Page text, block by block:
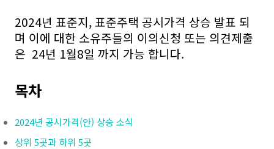
2024년 표준지, 표준주택 공시가격 상승 발표 되
며 이에 대한 소유주들의 이의신청 또는 의견제출
은 24년 1월8일 까지 가능 합니다.
목차
2024년 공시가격(안) 상승 소식
상위 5곳과 하위 5곳